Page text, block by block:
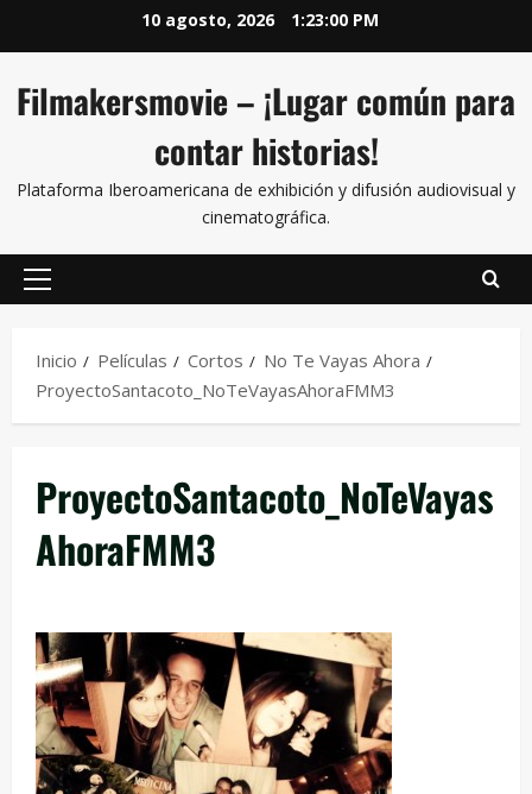
10 agosto, 2026 1:23:00 PM
Filmakersmovie – ¡Lugar común para
contar historias!
Plataforma Iberoamericana de exhibición y difusión audiovisual y
cinematográfica.
Inicio Películas Cortos
No Te Vayas Ahora
ProyectoSantacoto_NoTeVayasAhoraFMM3
ProyectoSantacoto_NoTeVayas
AhoraFMM3